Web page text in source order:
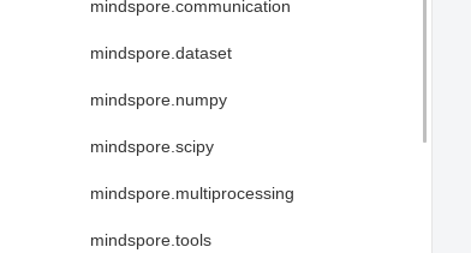
mindspore.communication
mindspore.dataset
mindspore.numpy
mindspore.scipy
mindspore.multiprocessing
mindspore.tools